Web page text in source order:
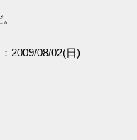
2009/08/02(日)